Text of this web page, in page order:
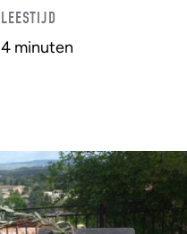
LEESTIJD
4 minuten